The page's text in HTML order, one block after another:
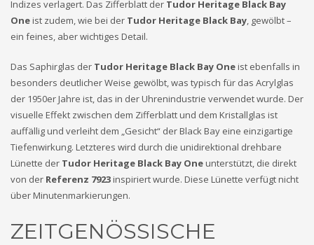
Indizes verlagert. Das Zifferblatt der Tudor Heritage Black Bay
Oneist zudem, wie bei der Tudor Heritage Black Bay , gewölbt –
ein feines, aber wichtiges Detail.
Das Saphirglas der Tudor Heritage Black Bay Oneist ebenfalls in
besonders deutlicher Weise gewölbt, was typisch für das Acrylglas
der 1950er Jahre ist, das in der Uhrenindustrie verwendet wurde. Der
visuelle Effekt zwischen dem Zifferblatt und dem Kristallglas ist
auffällig und verleiht dem „Gesicht“ der Black Bay eine einzigartige
Tiefenwirkung. Letzteres wird durch die unidirektional drehbare
Lünette der Tudor Heritage Black Bay Oneunterstützt, die direkt
von der Referenz 7923inspiriert wurde. Diese Lünette verfügt nicht
über Minutenmarkierungen.
ZEITGENÖSSISCHE